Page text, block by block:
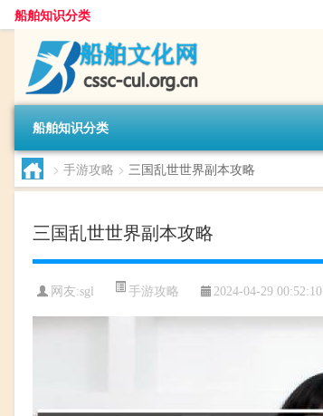
船舶知识分类
船舶知识分类
> 手游攻略 > 三国乱世世界副本攻略
三国乱世世界副本攻略
网友:sgl 手游攻略 2024-04-29 00:52:10